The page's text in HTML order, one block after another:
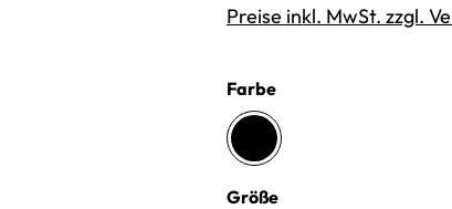
Preise inkl. MwSt. zzgl.
Farbeauswählen
schwarz
Größeauswählen